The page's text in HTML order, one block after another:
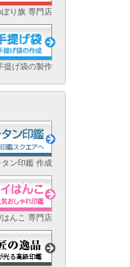
ぼり旗 専門店
提げ袋の製作
タン印鑑 作成
んこ 専門店